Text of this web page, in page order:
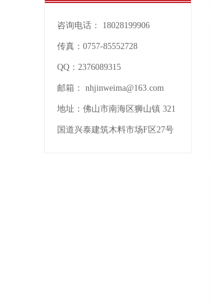
咨询电话： 18028199906
传真： 0757-85552728
QQ： 2376089315
邮箱： nhjinweima@163.com
地址： 佛山市南海区狮山镇 321
国道兴泰建筑木料市场F区27号